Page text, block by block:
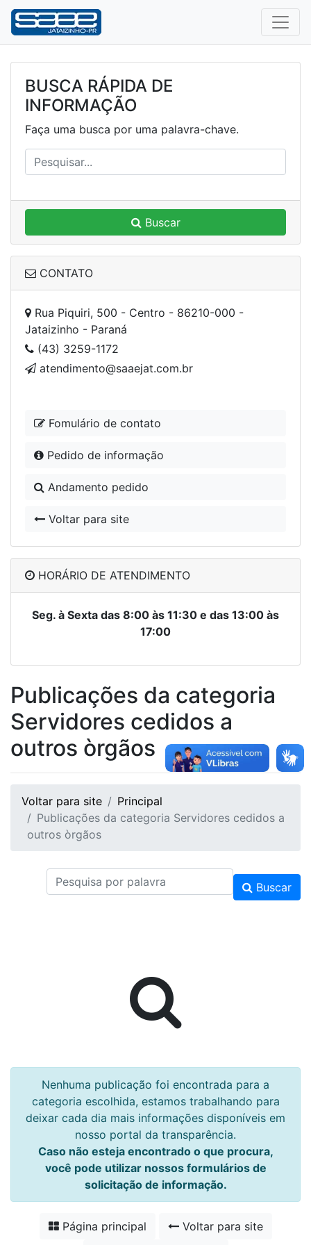
BUSCA RÁPIDA DE
INFORMAÇÃO
Faça uma busca por uma palavra-chave.
Buscar
CONTATO
Rua Piquiri, 500 - Centro - 86210-000 -
Jataizinho - Paraná
(43) 3259-1172
atendimento@saaejat.com.br
Fomulário de contato
Pedido de informação
Andamento pedido
Voltar para site
HORÁRIO DE ATENDIMENTO
Seg. à Sexta das 8:00 às 11:30 e das 13:00 às
17:00
Publicações da categoria
Servidores cedidos a
outros òrgãos
Voltar para site
Principal
Publicações da categoria Servidores cedidos a
outros òrgãos
Buscar
Nenhuma publicação foi encontrada para a
categoria escolhida, estamos trabalhando para
deixar cada dia mais informações disponíveis em
nosso portal da transparência.
Caso não esteja encontrado o que procura,
você pode utilizar nossos formulários de
solicitação de informação.
Página principal Voltar para site